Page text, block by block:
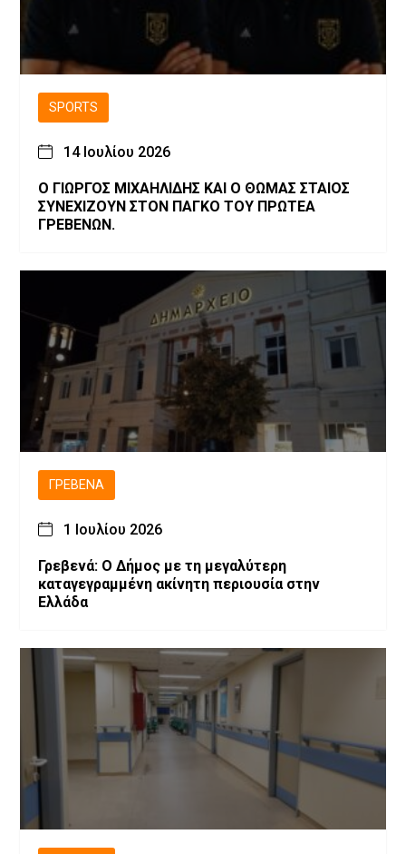
SPORTS
14 Ιουλίου 2026
Ο ΓΙΩΡΓΟΣ ΜΙΧΑΗΛΙΔΗΣ ΚΑΙ Ο ΘΩΜΑΣ ΣΤΑΙΟΣ
ΣΥΝΕΧΙΖΟΥΝ ΣΤΟΝ ΠΑΓΚΟ ΤΟΥ ΠΡΩΤΕΑ
ΓΡΕΒΕΝΩΝ.
ΓΡΕΒΕΝΆ
1 Ιουλίου 2026
Γρεβενά: Ο Δήμος με τη μεγαλύτερη
καταγεγραμμένη ακίνητη περιουσία στην
Ελλάδα